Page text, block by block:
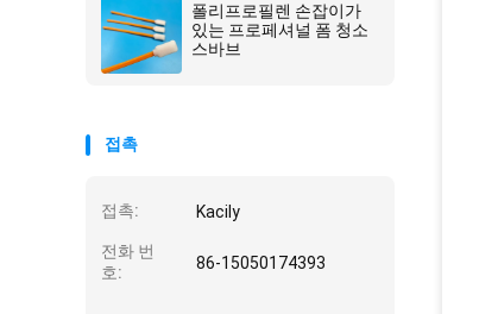
폴리프로필렌 손잡이가
있는 프로페셔널 폼 청소
스바브
접촉
접촉: Kacily
전화 번
호:
86-15050174393